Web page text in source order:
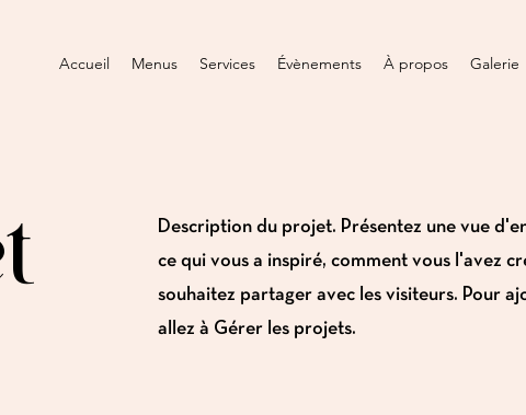
Accueil Menus Services Évènements À propos Galerie
Description du projet. Présentez une vue
ce qui vous a inspiré, comment vous l'avez
souhaitez partager avec les visiteurs. Pour
allez à Gérer les projets.